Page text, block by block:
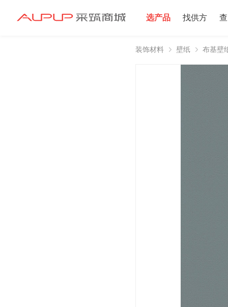
选产品 找供方
装饰材料 壁纸 布基壁